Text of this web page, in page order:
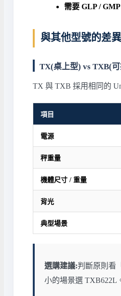
需要 GLP /
與其他型號的差異
TX(桌上型) vs TXB(
TX 與 TXB 採用相同的
項目
電源
秤重量
機體尺寸 / 重量
背光
典型場景
選購建議:判斷原則看
小的場景選 TXB622L